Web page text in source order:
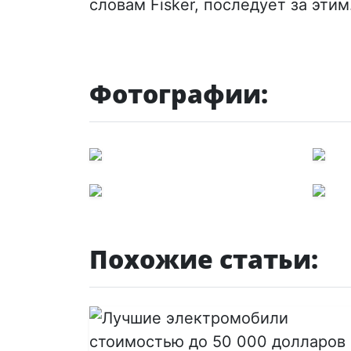
словам Fisker, последует за
Фотографии:
Похожие статьи: